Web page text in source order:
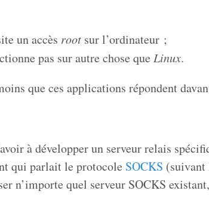
un accès root sur l’ordinateur ;
pas sur autre chose que Linux.
que ces applications répondent
à développer un serveur relais
qui parlait le protocole SOCKS (suivant
n’importe quel serveur SOCKS